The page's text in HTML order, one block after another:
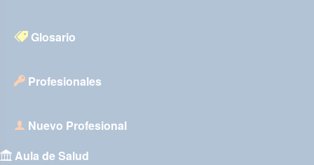
Glosario
Profesionales
Nuevo Profesional
Aula de Salud